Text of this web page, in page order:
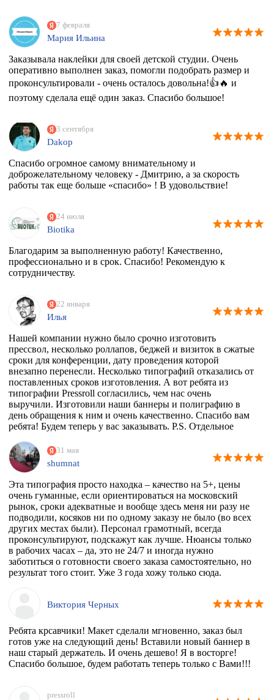
7 февраля
Мария Ильина
Заказывала наклейки для своей детской студии. Очень
оперативно выполнен заказ, помогли подобрать размер и
проконсультировали - очень осталось довольна!👍🔥 и
поэтому сделала ещё один заказ. Спасибо большое!
3 сентября
Dakop
Спасибо огромное самому внимательному и
доброжелательному человеку - Дмитрию, а за скорость
работы так еще больше «спасибо» ! В удовольствие!
24 июля
Biotika
Благодарим за выполненную работу! Качественно,
профессионально и в срок. Спасибо! Рекомендую к
сотрудничеству.
22 января
Илья
Нашей компании нужно было срочно изготовить
прессвол, несколько роллапов, беджей и визиток в сжатые
сроки для конференции, дату проведения которой
внезапно перенесли. Несколько типографий отказались от
поставленных сроков изготовления. А вот ребята из
типографии Pressroll согласились, чем нас очень
выручили. Изготовили наши баннеры и полиграфию в
день обращения к ним и очень качественно. Спасибо вам
ребята! Будем теперь у вас заказывать. P.S. Отдельное
заказа квалифицированно всё растолковал и в
последствии сообщал нам о степени готовности заказа,
т.к. сроки нас поджимали.
31 мая
shumnat
Эта типография просто находка – качество на 5+, цены
очень гуманные, если ориентироваться на московский
рынок, сроки адекватные и вообще здесь меня ни разу не
подводили, косяков ни по одному заказу не было (во всех
других местах были). Персонал грамотный, всегда
проконсультируют, подскажут как лучше. Нюансы только
в рабочих часах – да, это не 24/7 и иногда нужно
заботиться о готовности своего заказа самостоятельно, но
результат того стоит. Уже 3 года хожу только сюда.
Виктория Черных
Ребята крсавчики! Макет сделали мгновенно, заказ был
готов уже на следующий день! Вставили новый баннер в
наш старый держатель. И очень дешево! Я в восторге!
Спасибо большое, будем работать теперь только с Вами!!!
pressroll